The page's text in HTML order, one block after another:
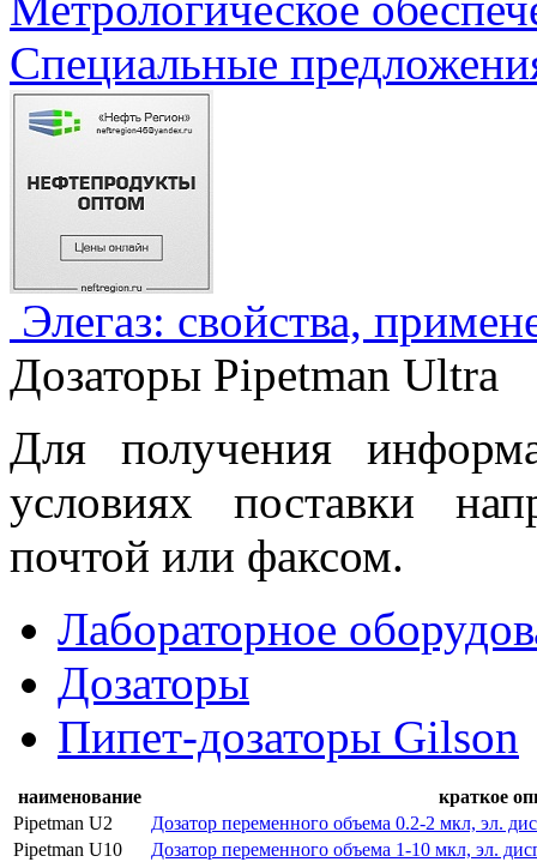
Специальные
Элегаз: свойства,
Дозаторы Pipetman Ultra
Для получения
условиях поставки
почтой или факсом.
Лабораторное
Дозаторы
Пипет-дозаторы Gilson
наименование
краткое
Pipetman U2
Дозатор переменного объема 0.2-2 мкл, эл.
Pipetman U10
Дозатор переменного объема 1-10 мкл, эл.